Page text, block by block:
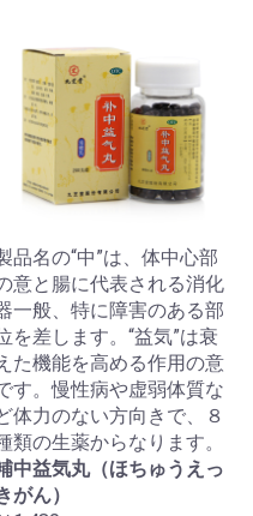
品名の“中”は、体中心部
意と腸に代表される消化
一般、特に障害のある部
を差します。“益気”は衰
た機能を高める作用の意
す。慢性病や虚弱体質な
体力のない方向きで、８
類の生薬からなります。
中益気丸（ほちゅうえっ
がん）